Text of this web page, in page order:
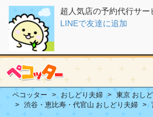
超人気店の予約代行サー
LINEで友達に追加
ペコッター おしどり夫婦
東京 おし
渋谷・恵比寿・代官山 おしどり夫婦